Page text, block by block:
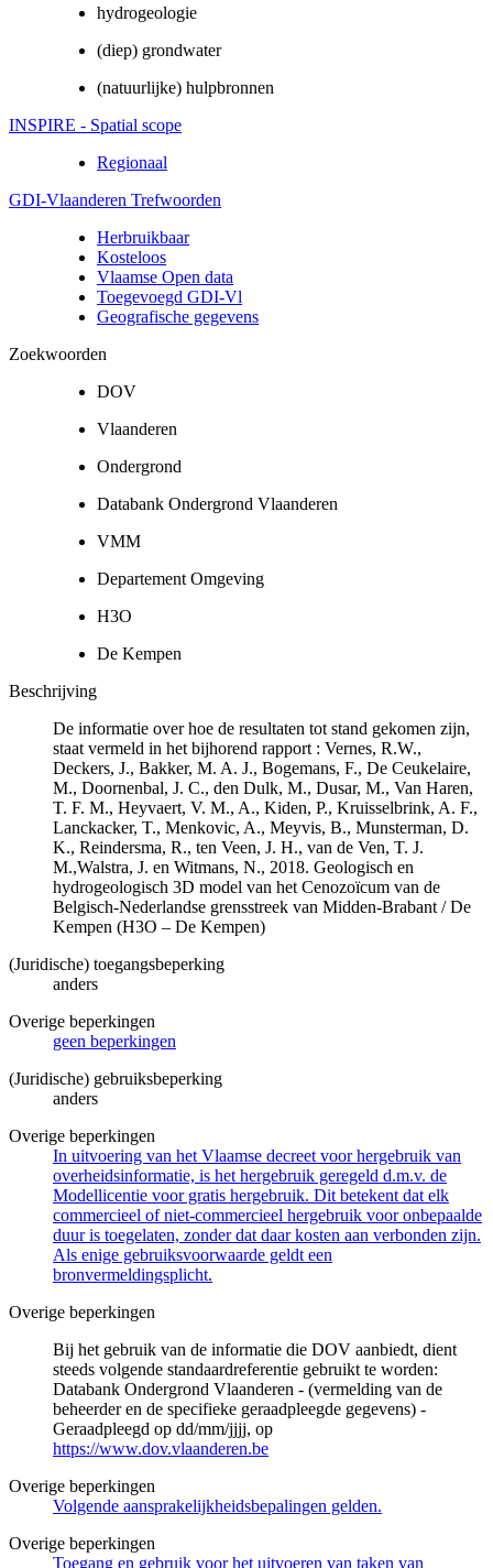
hydrogeologie
(diep) grondwater
(natuurlijke) hulpbronnen
INSPIRE - Spatial scope
Regionaal
GDI-Vlaanderen Trefwoorden
Herbruikbaar
Kosteloos
Vlaamse Open data
Toegevoegd GDI-Vl
Geografische gegevens
Zoekwoorden
DOV
Vlaanderen
Ondergrond
Databank Ondergrond Vlaanderen
VMM
Departement Omgeving
H3O
De Kempen
Beschrijving
De informatie over hoe de resultaten tot stand gekomen zijn,
staat vermeld in het bijhorend rapport : Vernes, R.W.,
Deckers, J., Bakker, M. A. J., Bogemans, F., De Ceukelaire,
M., Doornenbal, J. C., den Dulk, M., Dusar, M., Van Haren,
T. F. M., Heyvaert, V. M., A., Kiden, P., Kruisselbrink, A. F.,
Lanckacker, T., Menkovic, A., Meyvis, B., Munsterman, D.
K., Reindersma, R., ten Veen, J. H., van de Ven, T. J.
M.,Walstra, J. en Witmans, N., 2018. Geologisch en
hydrogeologisch 3D model van het Cenozoïcum van de
Belgisch-Nederlandse grensstreek van Midden-Brabant / De
Kempen (H3O – De Kempen)
(Juridische) toegangsbeperking
anders
Overige beperkingen
geen beperkingen
(Juridische) gebruiksbeperking
anders
Overige beperkingen
In uitvoering van het Vlaamse decreet voor hergebruik van
overheidsinformatie, is het hergebruik geregeld d.m.v. de
Modellicentie voor gratis hergebruik. Dit betekent dat elk
commercieel of niet-commercieel hergebruik voor onbepaalde
duur is toegelaten, zonder dat daar kosten aan verbonden zijn.
Als enige gebruiksvoorwaarde geldt een
bronvermeldingsplicht.
Overige beperkingen
Bij het gebruik van de informatie die DOV aanbiedt, dient
steeds volgende standaardreferentie gebruikt te worden:
Databank Ondergrond Vlaanderen - (vermelding van de
beheerder en de specifieke geraadpleegde gegevens) -
Geraadpleegd op dd/mm/jjjj, op
https://www.dov.vlaanderen.be
Overige beperkingen
Volgende aansprakelijkheidsbepalingen gelden.
Overige beperkingen
Toegang en gebruik voor het uitvoeren van taken van